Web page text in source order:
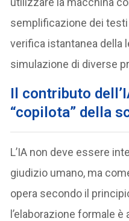
semplificazione dei
verifica istantanea della
simulazione di diverse
Il contributo
“copilota” della
L’IA non deve essere
giudizio umano, ma
opera secondo il
l’elaborazione formale è